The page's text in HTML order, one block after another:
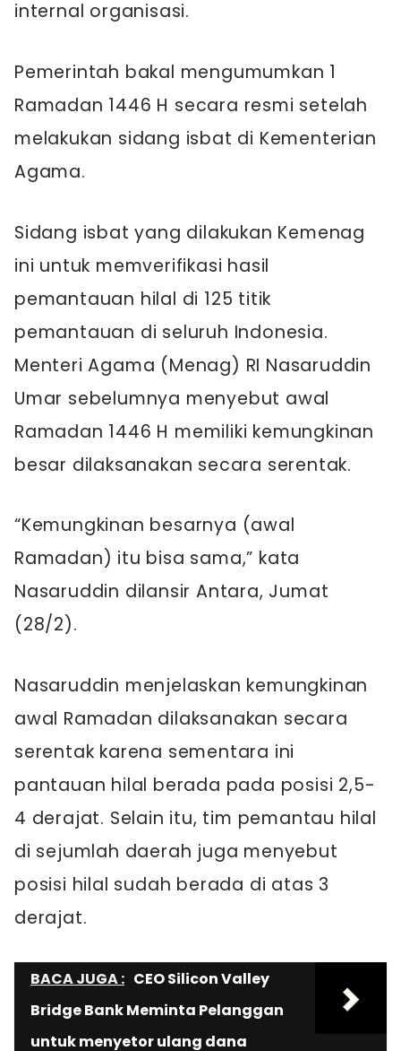
internal organisasi.
Pemerintah bakal mengumumkan 1
Ramadan 1446 H secara resmi setelah
melakukan sidang isbat di Kementerian
Agama.
Sidang isbat yang dilakukan Kemenag
ini untuk memverifikasi hasil
pemantauan hilal di 125 titik
pemantauan di seluruh Indonesia.
Menteri Agama (Menag) RI Nasaruddin
Umar sebelumnya menyebut awal
Ramadan 1446 H memiliki kemungkinan
besar dilaksanakan secara serentak.
“Kemungkinan besarnya (awal
Ramadan) itu bisa sama,” kata
Nasaruddin dilansir Antara, Jumat
(28/2).
Nasaruddin menjelaskan kemungkinan
awal Ramadan dilaksanakan secara
serentak karena sementara ini
pantauan hilal berada pada posisi 2,5-
4 derajat. Selain itu, tim pemantau hilal
di sejumlah daerah juga menyebut
posisi hilal sudah berada di atas 3
derajat.
BACA JUGA : CEO Silicon Valley
Bridge Bank Meminta Pelanggan
untuk menyetor ulang dana